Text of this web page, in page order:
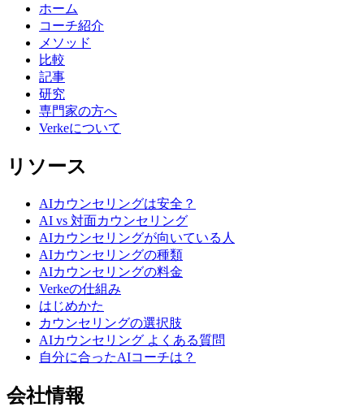
ホーム
コーチ紹介
メソッド
比較
記事
研究
専門家の方へ
Verkeについて
リソース
AIカウンセリングは安全？
AI vs 対面カウンセリング
AIカウンセリングが向いている人
AIカウンセリングの種類
AIカウンセリングの料金
Verkeの仕組み
はじめかた
カウンセリングの選択肢
AIカウンセリング よくある質問
自分に合ったAIコーチは？
会社情報